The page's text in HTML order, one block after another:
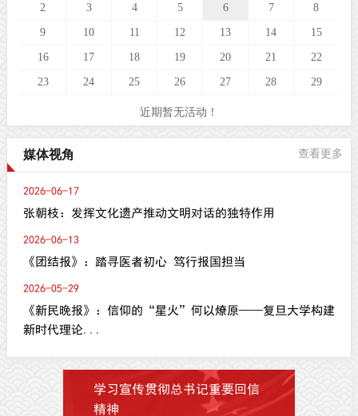
2 3 4 5 6 7 8
9 10 11 12 13 14 15
16 17 18 19 20 21 22
23 24 25 26 27 28 29
近期暂无活动！
媒体视角 查看更多
2026-06-17
张朝枝：发挥文化遗产推动文明对话的独特作用
2026-06-13
《团结报》：踏寻医者初心 笃行报国担当
2026-05-29
《新民晚报》：信仰的“星火”何以燎原——复旦大学构建
新时代理论...
学习宣传贯彻总书记重要回信
精神